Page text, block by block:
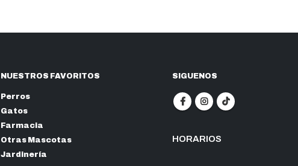
NUESTROS FAVORITOS
Perros
Gatos
Farmacia
Otras Mascotas
Jardinería
SIGUENOS
HORARIOS